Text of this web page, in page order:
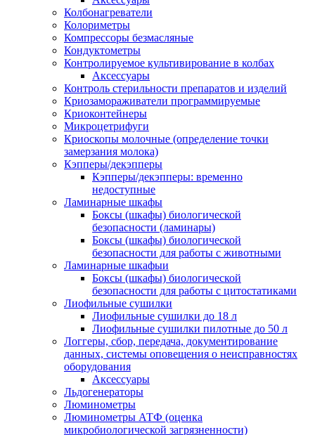
Колбонагреватели
Колориметры
Компрессоры безмасляные
Кондуктометры
Контролируемое культивирование в колбах
Аксессуары
Контроль стерильности препаратов и изделий
Криозамораживатели программируемые
Криоконтейнеры
Микроцетрифуги
Криоскопы молочные (определение точки
замерзания молока)
Кэпперы/декэпперы
Кэпперы/декэпперы: временно
недоступные
Ламинарные шкафы
Боксы (шкафы) биологической
безопасности (ламинары)
Боксы (шкафы) биологической
безопасности для работы с животными
Ламинарные шкафыи
Боксы (шкафы) биологической
безопасности для работы с цитостатиками
Лиофильные сушилки
Лиофильные сушилки до 18 л
Лиофильные сушилки пилотные до 50 л
Логгеры, сбор, передача, документирование
данных, системы оповещения о неисправностях
оборудования
Аксессуары
Льдогенераторы
Люминометры
Люминометры АТФ (оценка
микробиологической загрязненности)